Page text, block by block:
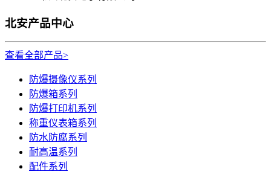
北安产品中心
查看全部产品>
防爆摄像仪系列
防爆箱系列
防爆打印机系列
称重仪表箱系列
防水防腐系列
耐高温系列
配件系列